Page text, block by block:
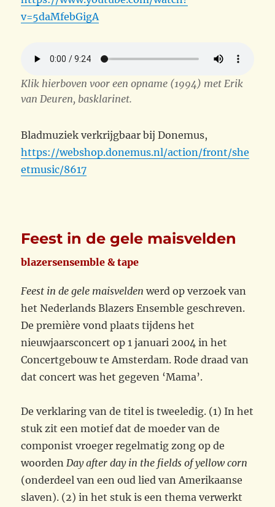
v=5daMfebGigA
Klik hierboven voor een opname (1994) met Erik
van Deuren, basklarinet.
Bladmuziek verkrijgbaar bij Donemus,
https://webshop.donemus.nl/action/front/she
etmusic/8617
Feest in de gele maisvelden
blazersensemble & tape
Feest in de gele maisveldenwerd op verzoek van
het Nederlands Blazers Ensemble geschreven.
De première vond plaats tijdens het
nieuwjaarsconcert op 1 januari 2004 in het
Concertgebouw te Amsterdam. Rode draad van
dat concert was het gegeven ‘Mama’.
De verklaring van de titel is tweeledig. (1) In het
stuk zit een motief dat de moeder van de
componist vroeger regelmatig zong op de
woorden Day after day in the fields of yellow corn
(onderdeel van een oud lied van Amerikaanse
slaven). (2) in het stuk is een thema verwerkt